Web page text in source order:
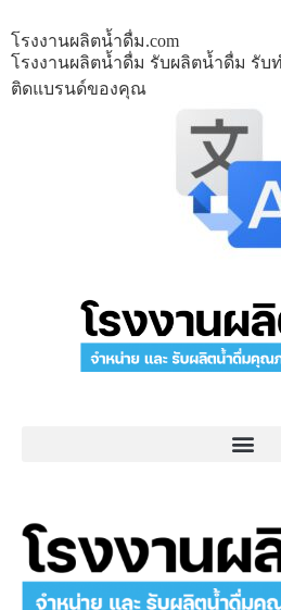
โรงงานผลิตน้ำดื่ม.com
โรงงานผลิตน้ำดื่ม รับผลิตน้ำดื่ม รั
ติดแบรนด์ของคุณ